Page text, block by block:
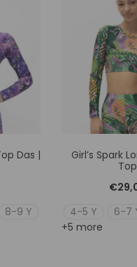
Das |
8-9 Y
Girl’s Spark
Top
€
4-5 Y
6-7
+5 more